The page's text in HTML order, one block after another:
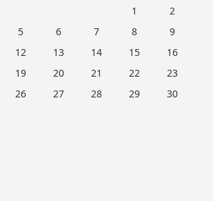
1
2
5 6 7 8
9
12 13 14 15
16
19 20 21 22
23
26 27 28 29
30